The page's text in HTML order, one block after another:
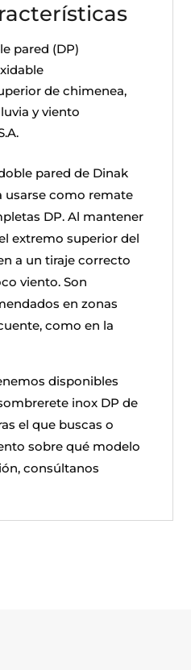
pared (DP)
de chimenea,
y viento
pared de Dinak
usarse como remate
DP. Al mantener
extremo superior del
a un tiraje correcto
viento. Son
en zonas
como en la
disponibles
inox DP de
el que buscas o
sobre qué modelo
consúltanos